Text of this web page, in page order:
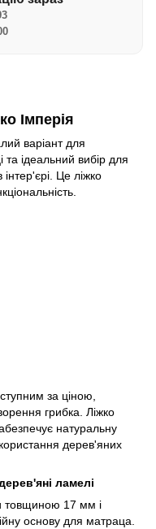
Імперія
варіант для
ідеальний вибір для
інтер'єрі. Це ліжко
за ціною,
грибка. Ліжко
натуральну
дерев'яних
ламелі
товщиною 17 мм і
основу для матраца.